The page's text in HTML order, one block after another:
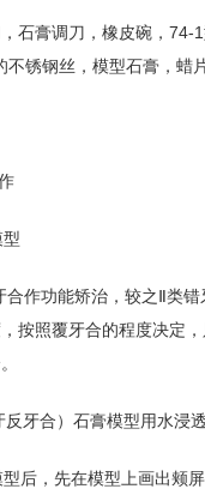
石膏调刀，橡皮碗，
锈钢丝，模型石膏，蜡
作功能矫治，较之Ⅱ类
按照覆牙合的程度决定
牙合）石膏模型用水浸
后，先在模型上画出颊